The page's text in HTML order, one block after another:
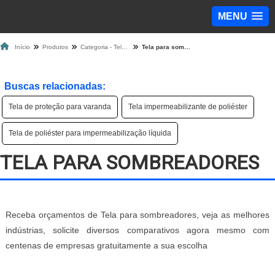
MENU
Início Produtos
Buscas relacionadas:
Tela de proteção para varanda Tela impermeabilizante de poliéster
Tela de poliéster para impermeabilização líquida
TELA PARA SOMBREADORES
Receba orçamentos de Tela para sombreadores, veja as melhores
indústrias, solicite diversos comparativos agora mesmo com
centenas de empresas gratuitamente a sua escolha